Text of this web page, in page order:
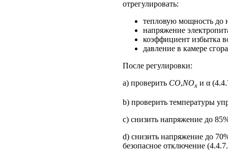
отрегулировать:
тепловую мощность до
напряжение
коэффициент избытка
давление в камере
После регулировки:
a) проверить CO,NOx и α
b) проверить температуры
c) снизить напряжение до
d) снизить напряжение до
безопасное отключение